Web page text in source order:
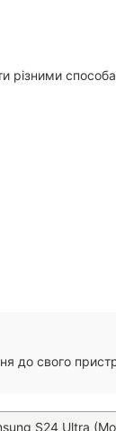
різними
до свого
S24 Ultra